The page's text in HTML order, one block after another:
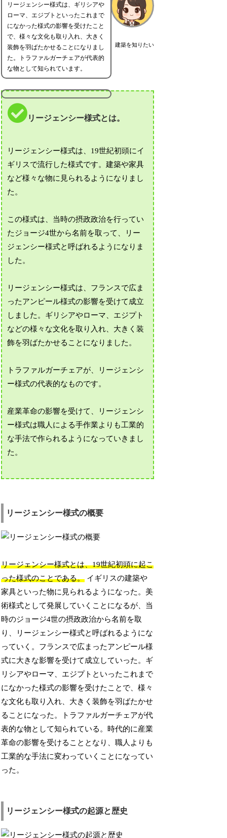
建築を知りたい
リージェンシー様式は、ギリシアや
ローマ、エジプトといったこれまで
になかった様式の影響を受けたこと
で、様々な文化も取り入れ、大きく
装飾を羽ばたかせることになりまし
た。トラファルガーチェアが代表的
な物として知られています。
リージェンシー様式とは。
リージェンシー様式は、19世紀初頭にイ
ギリスで流行した様式です。建築や家具
など様々な物に見られるようになりまし
た。
この様式は、当時の摂政政治を行ってい
たジョージ4世から名前を取って、リー
ジェンシー様式と呼ばれるようになりま
した。
リージェンシー様式は、フランスで広ま
ったアンピール様式の影響を受けて成立
しました。ギリシアやローマ、エジプト
などの様々な文化を取り入れ、大きく装
飾を羽ばたかせることになりました。
トラファルガーチェアが、リージェンシ
ー様式の代表的なものです。
産業革命の影響を受けて、リージェンシ
ー様式は職人による手作業よりも工業的
な手法で作られるようになっていきまし
た。
リージェンシー様式の概要
リージェンシー様式とは、19世紀初頭に起こ
った様式のことである。 イギリスの建築や
家具といった物に見られるようになった。美
術様式として発展していくことになるが、当
時のジョージ4世の摂政政治から名前を取
り、リージェンシー様式と呼ばれるようにな
っていく。フランスで広まったアンピール様
式に大きな影響を受けて成立していった。ギ
リシアやローマ、エジプトといったこれまで
になかった様式の影響を受けたことで、様々
な文化も取り入れ、大きく装飾を羽ばたかせ
ることになった。トラファルガーチェアが代
表的な物として知られている。時代的に産業
革命の影響を受けることとなり、職人よりも
工業的な手法に変わっていくことになってい
った。
リージェンシー様式の起源と歴史